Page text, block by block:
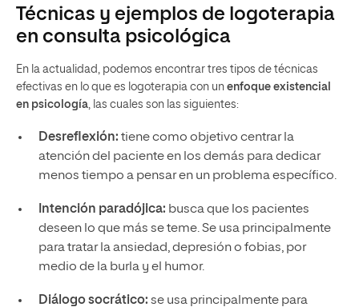
Técnicas y ejemplos de logoterapia
en consulta psicológica
En la actualidad, podemos encontrar tres tipos de técnicas
efectivas en lo que es logoterapia con un enfoque existencial
en psicología, las cuales son las siguientes:
Desreflexión: tiene como objetivo centrar la
atención del paciente en los demás para dedicar
menos tiempo a pensar en un problema específico.
Intención paradójica: busca que los pacientes
deseen lo que más se teme. Se usa principalmente
para tratar la ansiedad, depresión o fobias, por
medio de la burla y el humor.
Diálogo socrático: se usa principalmente para